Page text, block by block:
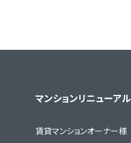
マンションリニューアル
賃貸マンションオーナー様